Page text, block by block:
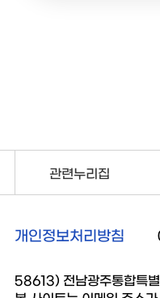
관련누리집
개인정보처리방침
58613) 전남광주통합특